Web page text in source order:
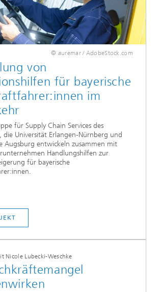
© auremar / AdobeStock.com
von
für bayerische
im
für Supply Chain Services des
die Universität Erlangen-Nürnberg und
Augsburg entwickeln zusammen mit
Handlungshilfen zur
für bayerische
Nicole Lubecki-Weschke